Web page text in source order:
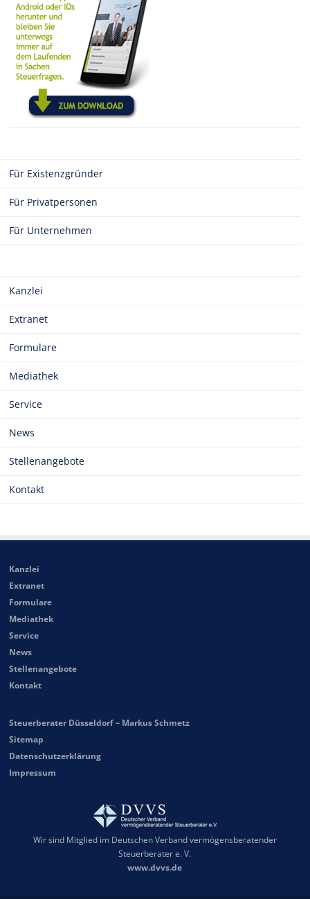
Für Existenzgründer
Für Privatpersonen
Für Unternehmen
Kanzlei
Extranet
Formulare
Mediathek
Service
News
Stellenangebote
Kontakt
Kanzlei
Extranet
Formulare
Mediathek
Service
News
Stellenangebote
Kontakt
Steuerberater Düsseldorf – Markus Schmetz
Sitemap
Datenschutzerklärung
Impressum
Wir sind Mitglied im Deutschen Verband vermögensberatender
Steuerberater e. V.
www.dvvs.de